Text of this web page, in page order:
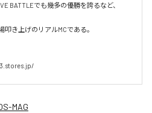
BATTLEでも幾多の優勝を誇るなど、
叩き上げのリアルMCである。
MAG